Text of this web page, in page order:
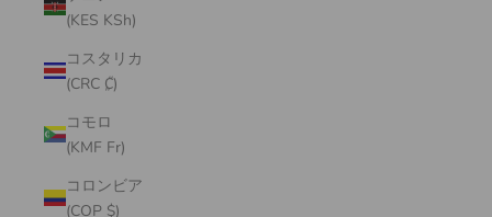
(KES KSh)
コスタリカ
(CRC ₡)
コモロ
(KMF Fr)
コロンビア
(COP $)